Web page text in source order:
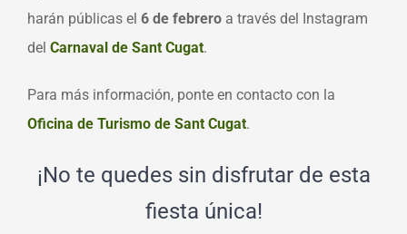
harán públicas el 6 de febrero a través del Instagram
del Carnaval de Sant Cugat.
Para más información, ponte en contacto con la
Oficina de Turismo de Sant Cugat.
¡No te quedes sin disfrutar de esta
fiesta única!